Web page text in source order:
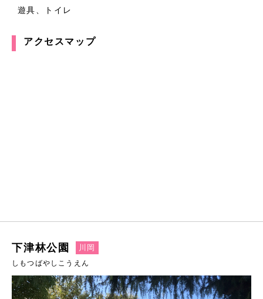
遊具、トイレ
アクセスマップ
下津林公園 川岡
しもつばやしこうえん